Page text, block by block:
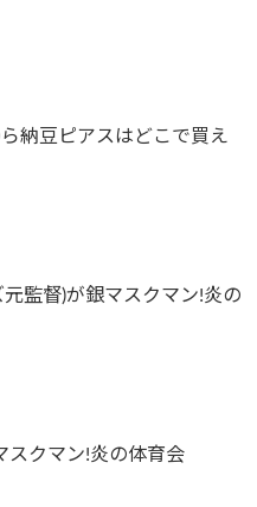
納豆ピアスはどこで買え
監督)が銀マスクマン!炎の
スクマン!炎の体育会